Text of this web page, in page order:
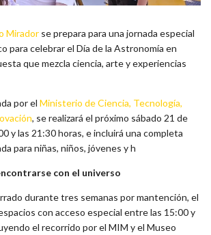
Mirador se prepara para una jornada especial
para celebrar el Día de la Astronomía en
que mezcla ciencia, arte y experiencias
por el Ministerio de Ciencia, Tecnología,
, se realizará el próximo sábado 21 de
y las 21:30 horas, e incluirá una completa
para niñas, niños, jóvenes y h
con el universo
durante tres semanas por mantención, el
con acceso especial entre las 15:00 y
el recorrido por el MIM y el Museo